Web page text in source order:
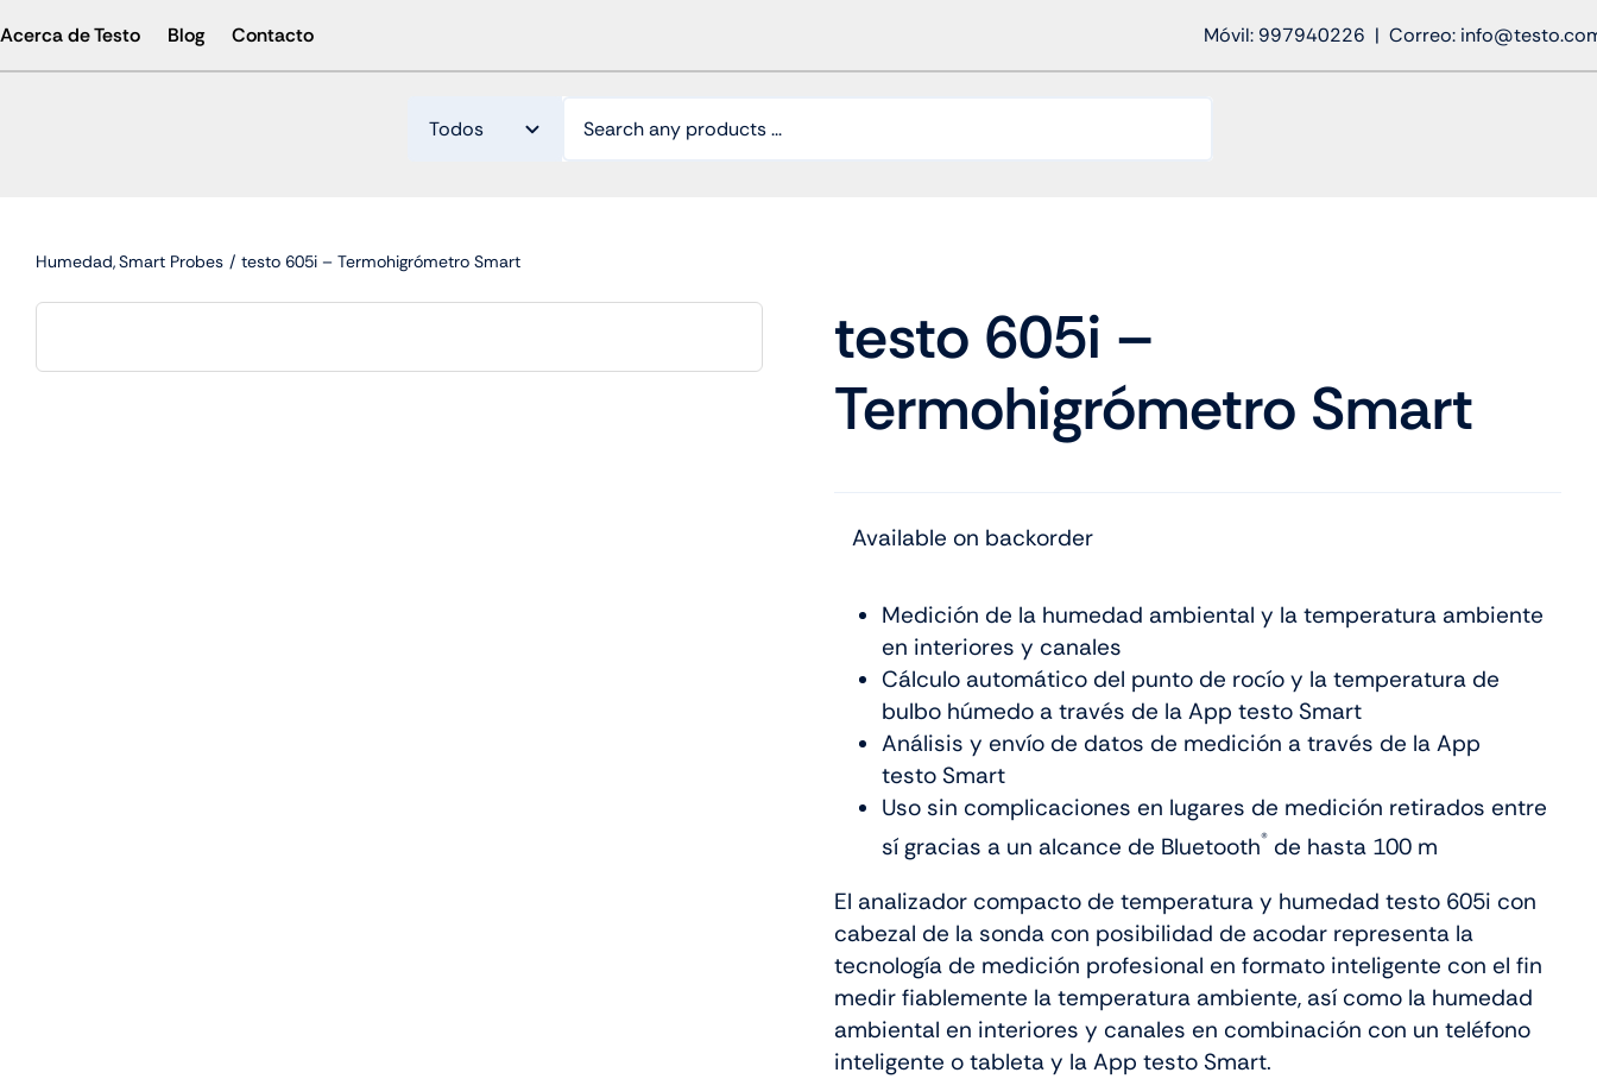
to
content
Acerca de Testo Blog Contacto Móvil: 997940226 | Correo:
Humedad Smart Probes testo 605i – Termohigrómetro Smart
testo 605i –
Termohigrómetro Smart
Available on backorder
Medición de la humedad ambiental y la temperatura ambiente
en interiores y canales
Cálculo automático del punto de rocío y la temperatura de
bulbo húmedo a través de la App testo Smart
Análisis y envío de datos de medición a través de la App
testo Smart
Uso sin complicaciones en lugares de medición retirados entre
sí gracias a un alcance de Bluetooth® de hasta 100 m
El analizador compacto de temperatura y humedad testo 605i con
cabezal de la sonda con posibilidad de acodar representa la
tecnología de medición profesional en formato inteligente con el fin
medir fiablemente la temperatura ambiente, así como la humedad
ambiental en interiores y canales en combinación con un teléfono
inteligente o tableta y la App testo Smart.